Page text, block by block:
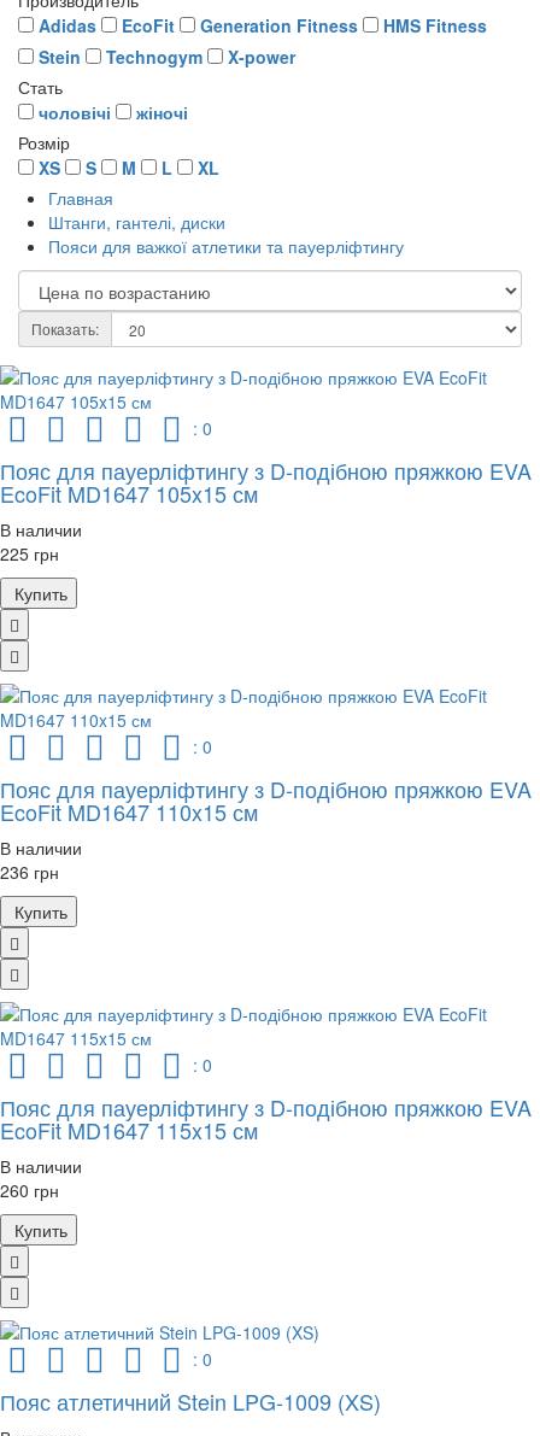
Adidas
EcoFit Generation Fitness
HMS Fitness
Stein
Technogym
X-power
Стать
чоловічі
жіночі
Розмір
XS
S M L
XL
Главная
Штанги, гантелі, диски
Пояси для важкої атлетики та пауерліфтингу
Показать:
: 0
Пояс для пауерліфтингу з D-подібною пряжкою EVA
EcoFit MD1647 105x15 см
В наличии
225 грн
Купить
: 0
Пояс для пауерліфтингу з D-подібною пряжкою EVA
EcoFit MD1647 110x15 см
В наличии
236 грн
Купить
: 0
Пояс для пауерліфтингу з D-подібною пряжкою EVA
EcoFit MD1647 115x15 см
В наличии
260 грн
Купить
: 0
Пояс атлетичний Stein LPG-1009 (XS)